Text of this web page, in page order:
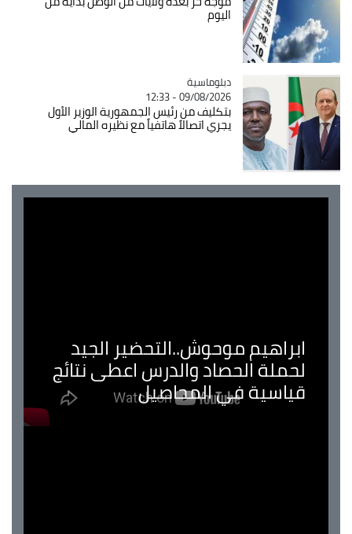
اليوم
Catégorie
دبلوماسية
09/08/2026 - 12:33
بتكليف من رئيس الجمهورية الوزير الأول
يجري اتصالاً هاتفياً مع نظيره المالي
ابراهيم موحوش..التحضير الجيد
لحملة الحصاد والدرس اعطى نتائج
قياسية في المحاصيل